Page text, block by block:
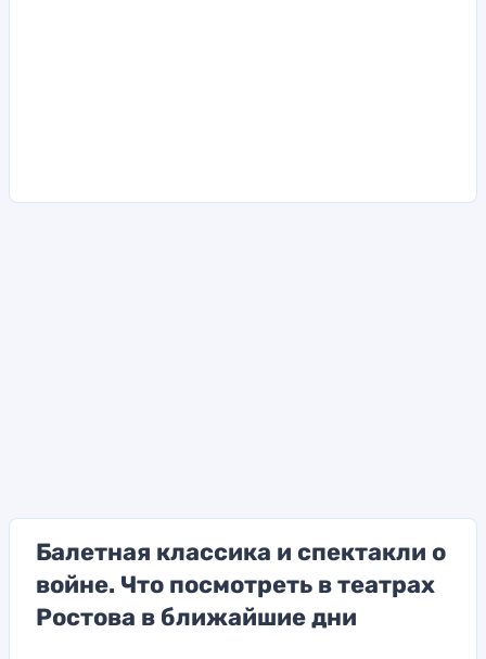
Балетная классика и спектакли о
войне. Что посмотреть в театрах
Ростова в ближайшие дни